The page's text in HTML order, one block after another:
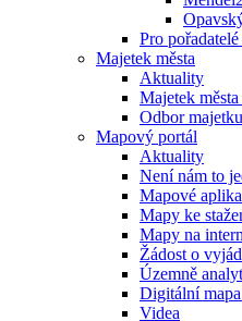
Pro
Majetek města
Aktuality
Majetek
Odbor
Mapový portál
Aktuality
Není nám to
Mapové
Mapy ke
Mapy na
Žádost o
Územně
Digitální mapa
Videa